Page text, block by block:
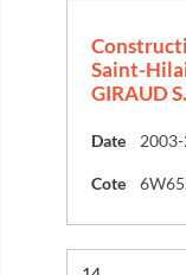
Saint-
GIRAUD
Date
Cote